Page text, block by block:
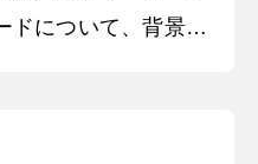
。私がバイトリ
ドについて、背景に
した。私はパート